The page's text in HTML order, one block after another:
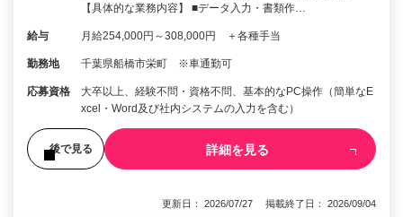
【具体的な業務内容】 ■データ入力・書類作…
給与 月給254,000円～308,000円 ＋各種手当
勤務地 千葉県船橋市栄町 ※車通勤可
応募資格
大卒以上、経験不問・資格不問、基本的なPC操作（簡単なE
xcel・Word及び社内システムの入力を含む）
後で見る 詳細を見る
更新日： 2026/07/27 掲載終了日： 2026/09/04